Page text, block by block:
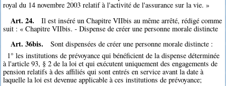
royal du 14 novembre 2003 relatif à l'activité de l'assurance sur la vie. »
Art. 24.
Il est inséré un Chapitre VIIbis au même arrêté, rédigé comme
suit : « Chapitre VIIbis. - Dispense de créer une personne morale distincte
Art. 36bis.
Sont dispensées de créer une personne morale distincte :
1° les institutions de prévoyance qui bénéficient de la dispense déterminée
à l'article 93, § 2 de la loi et qui exécutent uniquement des engagements de
pension relatifs à des affiliés qui sont entrés en service avant la date à
laquelle la loi est devenue applicable à ces institutions de prévoyance;